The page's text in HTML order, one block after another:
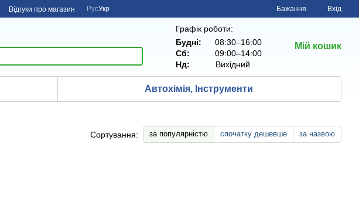
Відгуки про магазин РусУкр Бажання Вхід
Графік роботи:
Будні:
08:30–16:00
Сб:
09:00–14:00
Нд: Вихiдний
Мій кошик
Автохімія, Інструменти
Сортування: за популярністю спочатку дешевше за назвою